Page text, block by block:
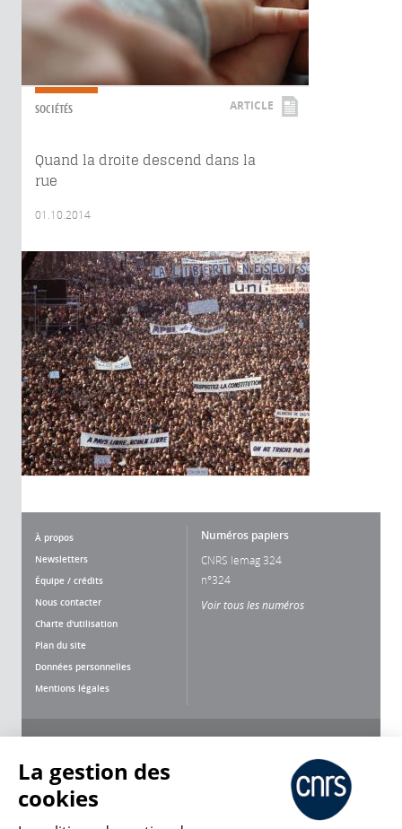
SOCIÉTÉS ARTICLE
Quand la droite descend dans la
rue
01.10.2014
À propos
Newsletters
Équipe / crédits
Nous contacter
Charte d'utilisation
Plan du site
Données personnelles
Mentions légales
Numéros papiers
CNRS lemag 324
n°324
Voir tous les numéros
La gestion des
cookies